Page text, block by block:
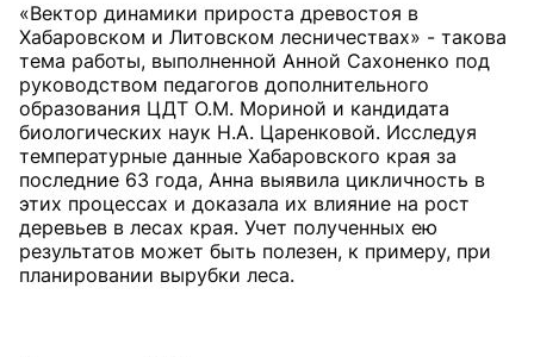
«Вектор динамики прироста древостоя в
Хабаровском и Литовском лесничествах» - такова
тема работы, выполненной Анной Сахоненко под
руководством педагогов дополнительного
образования ЦДТ О.М. Мориной и кандидата
биологических наук Н.А. Царенковой. Исследуя
температурные данные Хабаровского края за
последние 63 года, Анна выявила цикличность в
этих процессах и доказала их влияние на рост
деревьев в лесах края. Учет полученных ею
результатов может быть полезен, к примеру, при
планировании вырубки леса.